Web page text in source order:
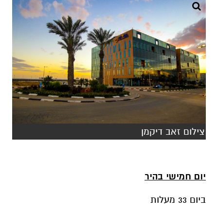
צילום זאב דיקמן
יום חמישי בהיר
בלילה 17 מעלות